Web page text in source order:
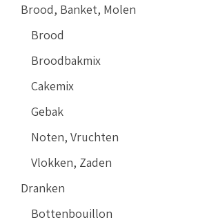
Brood, Banket, Molen
Brood
Broodbakmix
Cakemix
Gebak
Noten, Vruchten
Vlokken, Zaden
Dranken
Bottenbouillon